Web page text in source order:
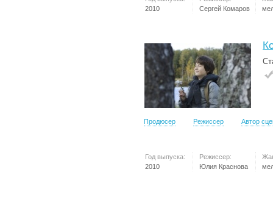
2010
Сергей Комаров
Продюсер Режиссер Автор
Год выпуска:
2010
Режиссер:
Юлия Краснова